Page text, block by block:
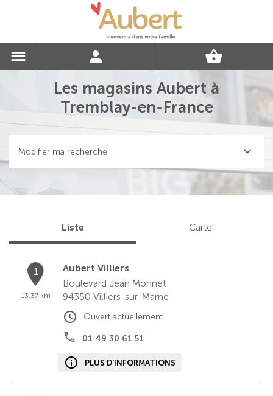
Les magasins Aubert à
Tremblay-en-France
Modifier ma recherche
Liste Carte
1
13.37 km
Aubert Villiers
Boulevard Jean Monnet
94350 Villiers-sur-Marne
01 49 30 61 51
Ouvert actuellement
PLUS D'INFORMATIONS